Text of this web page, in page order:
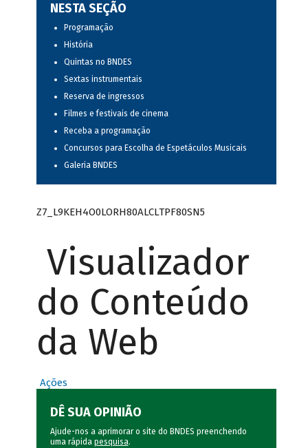
NESTA SEÇÃO
Programação
História
Quintas no BNDES
Sextas instrumentais
Reserva de ingressos
Filmes e festivais de cinema
Receba a programação
Concursos para Escolha de Espetáculos Musicais
Galeria BNDES
Z7_L9KEH4O0LORH80ALCLTPF80SN5
Visualizador
do Conteúdo
da Web
Ações
DÊ SUA OPINIÃO
Ajude-nos a aprimorar o site do BNDES preenchendo
uma rápida pesquisa.